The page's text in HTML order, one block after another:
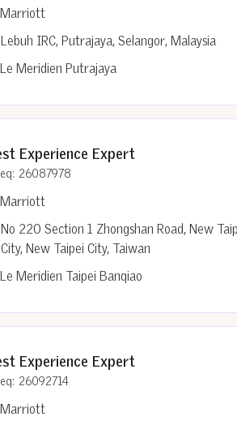
Lebuh IRC, Putrajaya, Selangor, Malaysia
Marriott
Le Meridien Putrajaya
Experience Expert
26087978
No 220 Section 1 Zhongshan Road, New
City, New Taipei City, Taiwan
Marriott
Le Meridien Taipei Banqiao
Experience Expert
26092714
Marriott